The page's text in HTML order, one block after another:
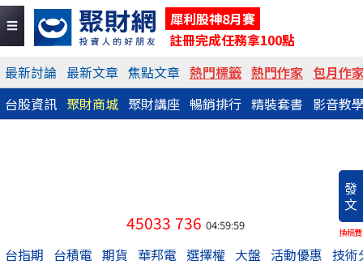
犀利股神8月賽
註冊完成任務拿100點
最新討論 最新文章 焦點文章 熱門標籤 熱門作家 包月作
台股資訊 聚財商城 聚財講座 暢銷排行 精裝套書 影音教
發
文
換稿費
45033 736 04:59:59
台指期 台積電 期貨 華邦電 選擇權 大盤 活動優惠 技術